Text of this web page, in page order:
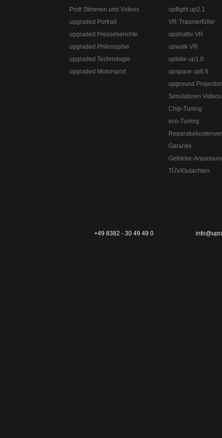
Straße:Lange Straße 51 48529 Nordhorn
Telefon: +49 49 8382-3049490 Telefax:+49 49
Straße:Lange Straße 51 48529 Nordhorn
Telefon: +49 49 8382-3049490 Telefax:+49 49
Profi Stimmen und Videos
upgraded Portrait
upgraded Presseberichte
upgraded Philosophie
upgraded Technologie
upgraded Motorsport
upflight up2.1
VR-Traumerfüller
upshuttle VR
upwalk VR
upbike up1.0
upspace up6.6
upground
Simulatoren Videos
Chip-Tuning
eco-Tuning
Garantie
Getriebe-
TÜV/Gutachten
+49 8382 - 30 49 49 0